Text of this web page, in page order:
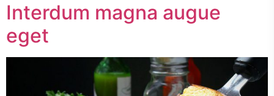
Interdum magna augue
eget